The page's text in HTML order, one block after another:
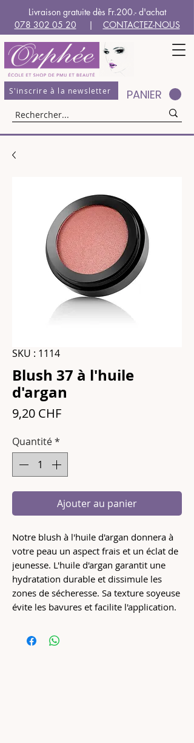
Livraison gratuite dès Fr.200.- d'achat
078 302 05 20 | CONTACTEZ-NOUS
S'inscrire à la newsletter PANIER
SKU : 1114
Blush 37 à l'huile
d'argan
9,20 CHFPrix
Quantité*
Ajouter au panier
Notre blush à l'huile d'argan donnera à
votre peau un aspect frais et un éclat de
jeunesse. L'huile d'argan garantit une
hydratation durable et dissimule les
zones de sécheresse. Sa texture soyeuse
évite les bavures et facilite l'application.